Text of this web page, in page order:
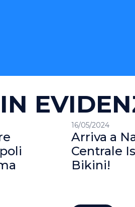
16/05/2024
Arriva a
Centrale
Bikini!